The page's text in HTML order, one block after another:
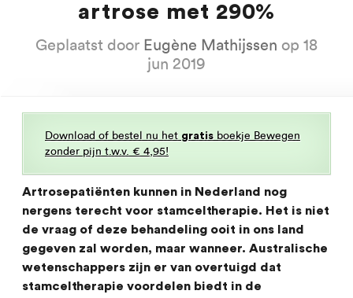
artrose met 290%
Geplaatst door Eugène Mathijssen op 18
jun 2019
Download of bestel nu het gratis boekje Bewegen
zonder pijn t.w.v. € 4,95!
Artrosepatiënten kunnen in Nederland nog
nergens terecht voor stamceltherapie. Het is niet
de vraag of deze behandeling ooit in ons land
gegeven zal worden, maar wanneer. Australische
wetenschappers zijn er van overtuigd dat
stamceltherapie voordelen biedt in de